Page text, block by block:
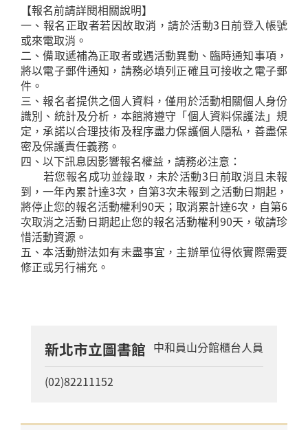
【報名前請詳閱相關說明】
一、報名正取者若因故取消，請於活動3日前登入帳號
或來電取消。
二、備取遞補為正取者或遇活動異動、臨時通知事項，
將以電子郵件通知，請務必填列正確且可接收之電子郵
件。
三、報名者提供之個人資料，僅用於活動相關個人身份
識別、統計及分析，本館將遵守「個人資料保護法」規
定，承諾以合理技術及程序盡力保護個人隱私，善盡保
密及保護責任義務。
四、以下訊息因影響報名權益，請務必注意：
若您報名成功並錄取，未於活動3日前取消且未報
到，一年內累計達3次，自第3次未報到之活動日期起，
將停止您的報名活動權利90天；取消累計達6次，自第6
次取消之活動日期起止您的報名活動權利90天，敬請珍
惜活動資源。
五、本活動辦法如有未盡事宜，主辦單位得依實際需要
修正或另行補充。
新北市立圖書館 中和員山分館櫃台人員
(02)82211152